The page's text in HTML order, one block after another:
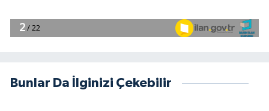
Bunlar Da İlginizi Çekebilir